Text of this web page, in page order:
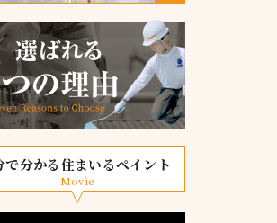
で分かる住まいるペイント
Movie